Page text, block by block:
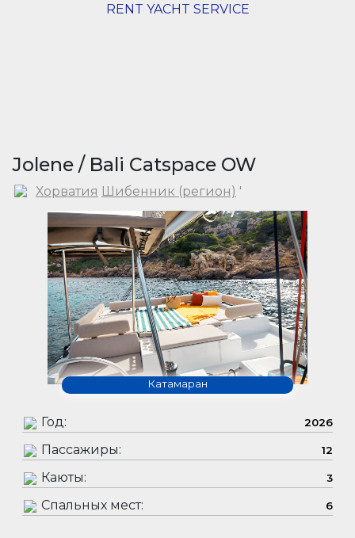
RENT YACHT SERVICE
Jolene / Bali Catspace OW
Хорватия Шибенник (регион) '
Катамаран
Год: 2026
Пассажиры: 12
Каюты: 3
Спальных мест: 6